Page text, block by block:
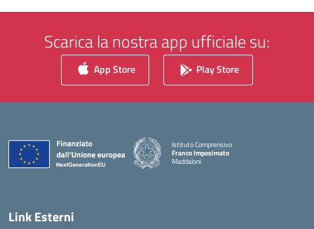
Scarica la nostra app ufficiale su:
App Store Play Store
Istituto Comprensivo
Franco Imposimato
Maddaloni
Link Esterni